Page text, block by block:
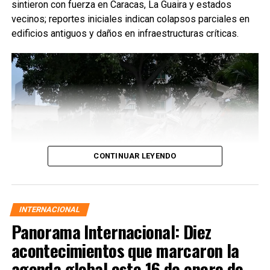
sintieron con fuerza en Caracas, La Guaira y estados
vecinos; reportes iniciales indican colapsos parciales en
edificios antiguos y daños en infraestructuras críticas.
CONTINUAR LEYENDO
INTERNACIONAL
Panorama Internacional: Diez
acontecimientos que marcaron la